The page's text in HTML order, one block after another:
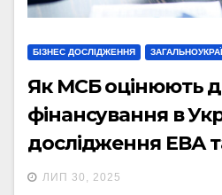
БІЗНЕС ДОСЛІДЖЕННЯ
Як МСБ оцінюють
фінансування в
дослідження ЕВА
ЛИП 30, 2025